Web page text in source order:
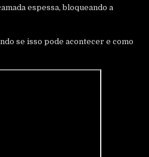
espessa, bloqueando a
se isso pode acontecer e como